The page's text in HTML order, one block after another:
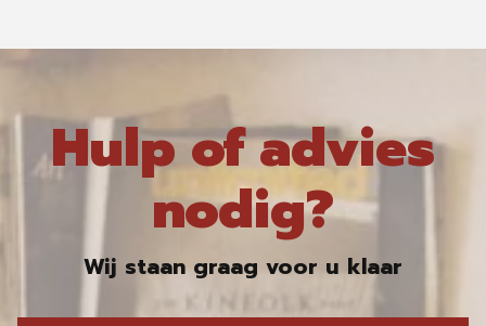
Hulp of advies
nodig?
Wij staan graag voor u klaar